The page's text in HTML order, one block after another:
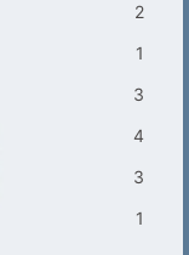
2
1
3
4
3
1